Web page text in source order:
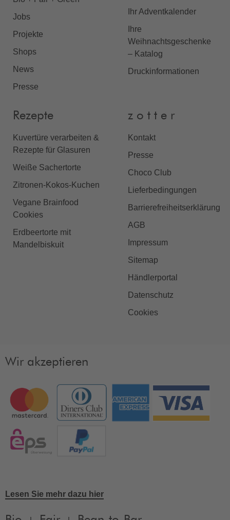
Jobs
Projekte
Shops
News
Presse
Ihr Adventkalender
Ihre
Weihnachtsgeschenke
– Katalog
Druckinformationen
Rezepte
Kuvertüre verarbeiten &
Rezepte für Glasuren
Weiße Sachertorte
Zitronen-Kokos-Kuchen
Vegane Brainfood
Cookies
Erdbeertorte mit
Mandelbiskuit
z o t t e r
Kontakt
Presse
Choco Club
Lieferbedingungen
Barrierefreiheitserklärung
AGB
Impressum
Sitemap
Händlerportal
Datenschutz
Cookies
Wir akzeptieren
Lesen Sie mehr dazu hier